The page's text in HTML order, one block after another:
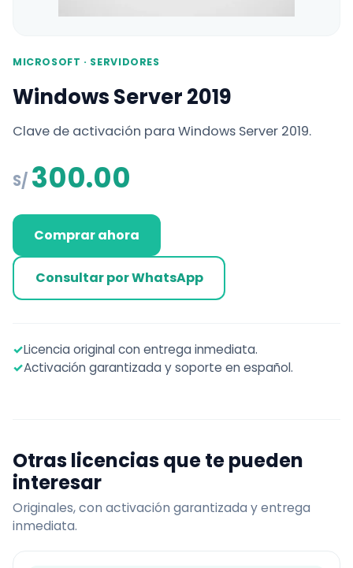
MICROSOFT · SERVIDORES
Windows Server 2019
Clave de activación para Windows Server 2019.
S/ 300.00
Comprar ahora
Consultar por WhatsApp
✓Licencia original con entrega inmediata.
✓Activación garantizada y soporte en español.
Otras licencias que te pueden
interesar
Originales, con activación garantizada y entrega
inmediata.